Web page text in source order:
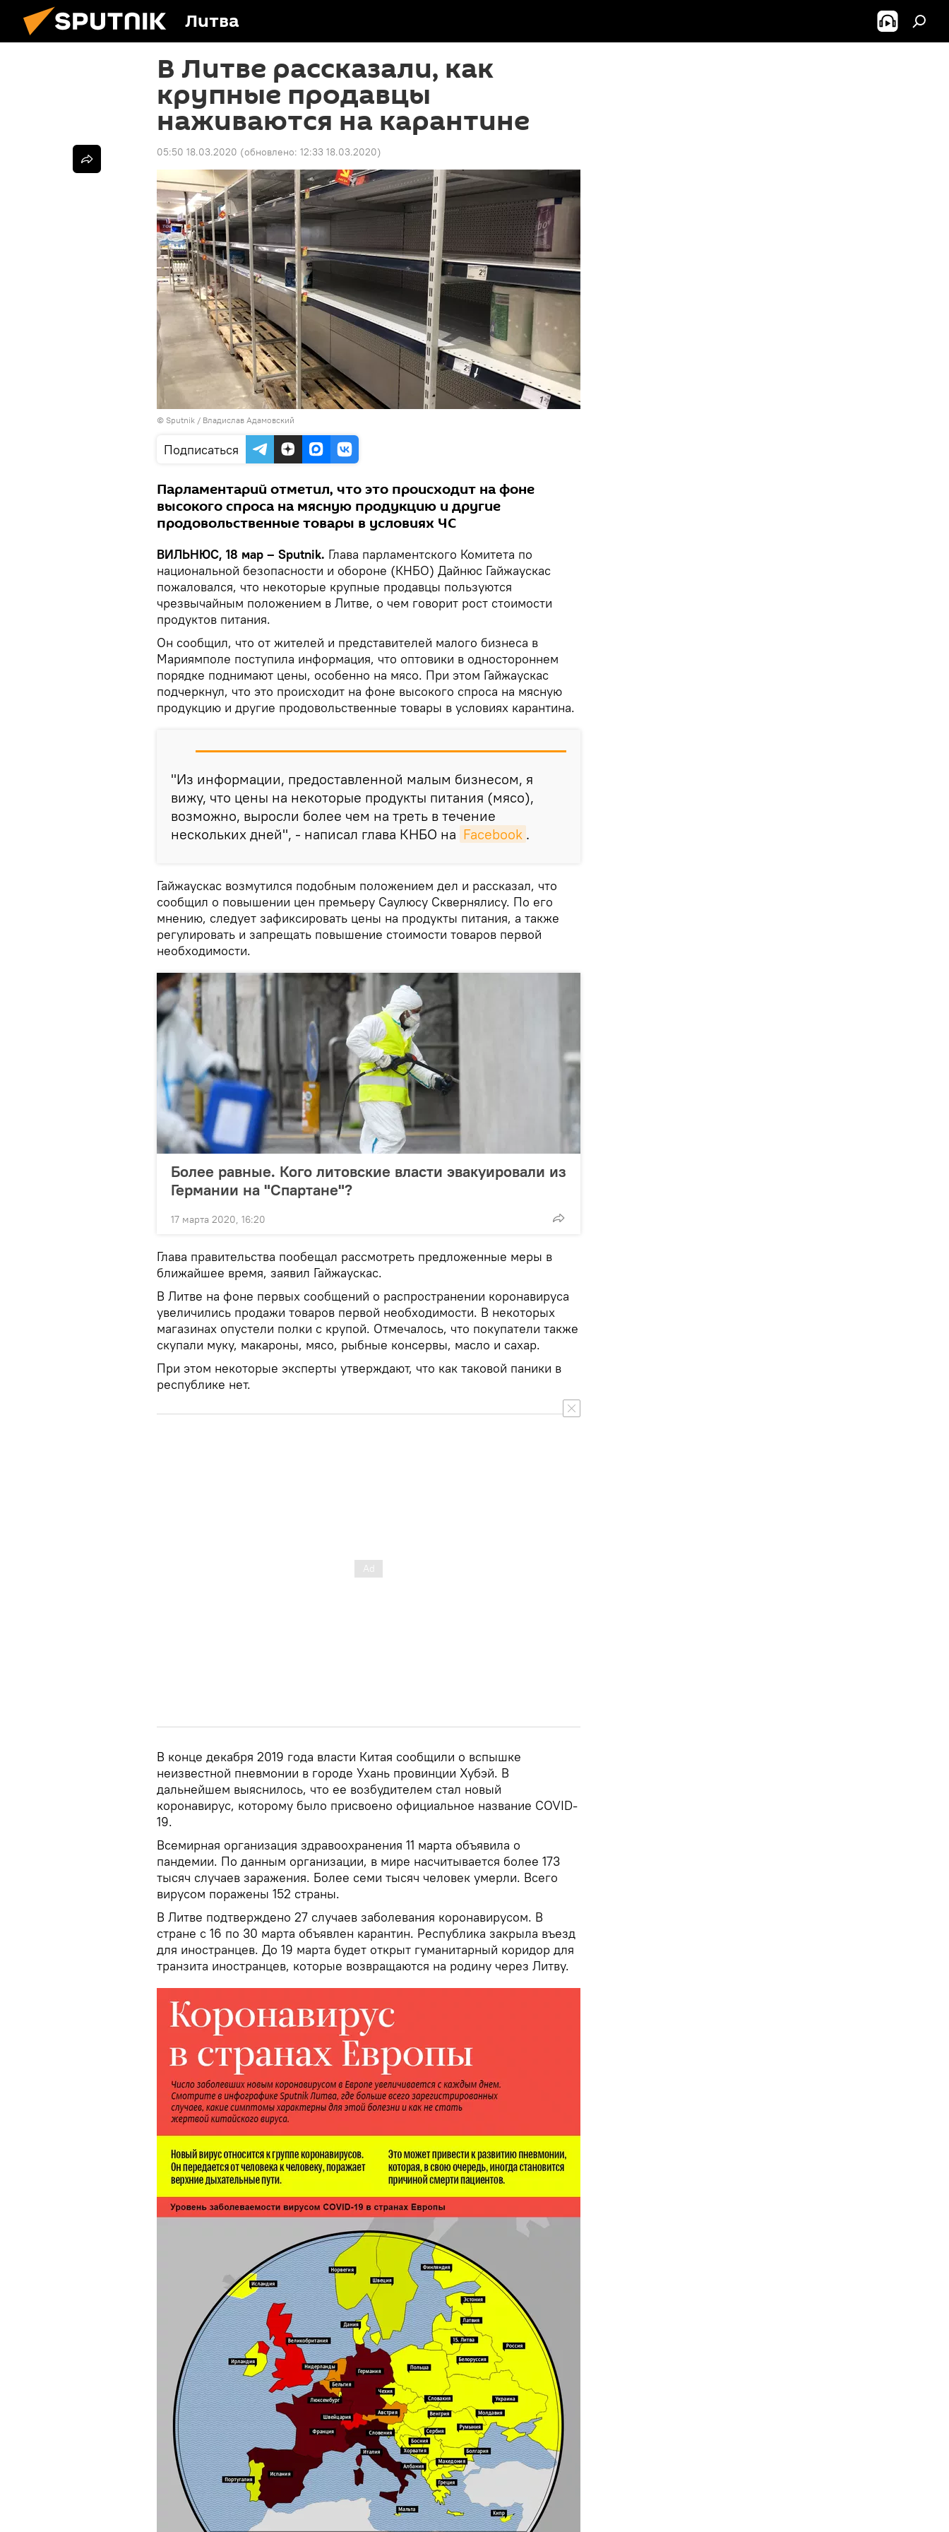
Литва
В Литве рассказали, как
крупные продавцы
наживаются на карантине
05:50 18.03.2020 (обновлено: 12:33 18.03.2020)
© Sputnik / Владислав Адамовский
Подписаться
Парламентарий отметил, что это происходит на фоне
высокого спроса на мясную продукцию и другие
продовольственные товары в условиях ЧС
ВИЛЬНЮС, 18 мар – Sputnik. Глава парламентского Комитета по
национальной безопасности и обороне (КНБО) Дайнюс Гайжаускас
пожаловался, что некоторые крупные продавцы пользуются
чрезвычайным положением в Литве, о чем говорит рост стоимости
продуктов питания.
Он сообщил, что от жителей и представителей малого бизнеса в
Мариямполе поступила информация, что оптовики в одностороннем
порядке поднимают цены, особенно на мясо. При этом Гайжаускас
подчеркнул, что это происходит на фоне высокого спроса на мясную
продукцию и другие продовольственные товары в условиях карантина.
"Из информации, предоставленной малым бизнесом, я
вижу, что цены на некоторые продукты питания (мясо),
возможно, выросли более чем на треть в течение
нескольких дней", - написал глава КНБО на Facebook .
Гайжаускас возмутился подобным положением дел и рассказал, что
сообщил о повышении цен премьеру Саулюсу Сквернялису. По его
мнению, следует зафиксировать цены на продукты питания, а также
регулировать и запрещать повышение стоимости товаров первой
необходимости.
Более равные. Кого литовские власти эвакуировали из
Германии на "Спартане"?
17 марта 2020, 16:20
Глава правительства пообещал рассмотреть предложенные меры в
ближайшее время, заявил Гайжаускас.
В Литве на фоне первых сообщений о распространении коронавируса
увеличились продажи товаров первой необходимости. В некоторых
магазинах опустели полки с крупой. Отмечалось, что покупатели также
скупали муку, макароны, мясо, рыбные консервы, масло и сахар.
При этом некоторые эксперты утверждают, что как таковой паники в
республике нет.
В конце декабря 2019 года власти Китая сообщили о вспышке
неизвестной пневмонии в городе Ухань провинции Хубэй. В
дальнейшем выяснилось, что ее возбудителем стал новый
коронавирус, которому было присвоено официальное название COVID-
19.
Всемирная организация здравоохранения 11 марта объявила о
пандемии. По данным организации, в мире насчитывается более 173
тысяч случаев заражения. Более семи тысяч человек умерли. Всего
вирусом поражены 152 страны.
В Литве подтверждено 27 случаев заболевания коронавирусом. В
стране с 16 по 30 марта объявлен карантин. Республика закрыла въезд
для иностранцев. До 19 марта будет открыт гуманитарный коридор для
транзита иностранцев, которые возвращаются на родину через Литву.